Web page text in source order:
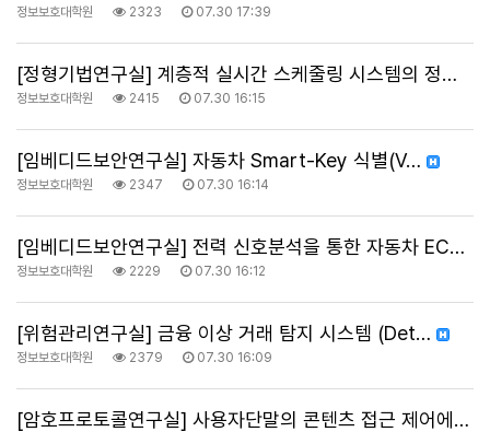
정보보호대학원 2323 07.30 17:39
[정형기법연구실] 계층적 실시간 스케줄링 시스템의 정형…
정보보호대학원 2415 07.30 16:15
[임베디드보안연구실] 자동차 Smart-Key 식별(V…
정보보호대학원 2347 07.30 16:14
[임베디드보안연구실] 전력 신호분석을 통한 자동차 EC…
정보보호대학원 2229 07.30 16:12
[위험관리연구실] 금융 이상 거래 탐지 시스템 (Det…
정보보호대학원 2379 07.30 16:09
[암호프로토콜연구실] 사용자단말의 콘텐츠 접근 제어에 …